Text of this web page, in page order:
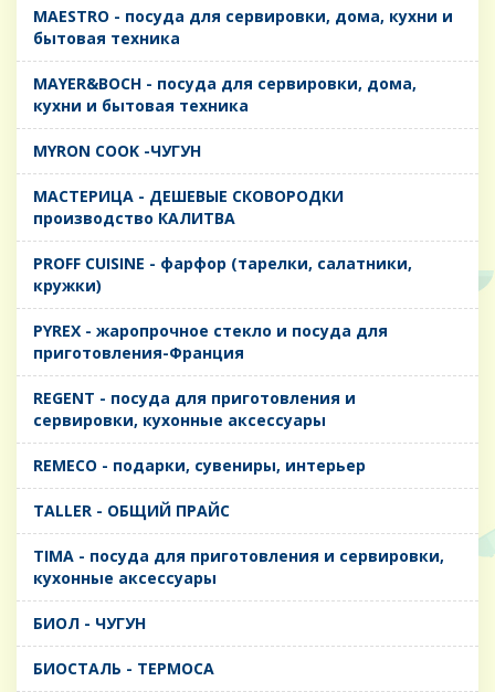
MAESTRO - посуда для сервировки, дома, кухни и
бытовая техника
MAYER&BOCH - посуда для сервировки, дома,
кухни и бытовая техника
MYRON COOK -ЧУГУН
MАСТЕРИЦА - ДЕШЕВЫЕ СКОВОРОДКИ
производство КАЛИТВА
PROFF CUISINE - фарфор (тарелки, салатники,
кружки)
PYREX - жаропрочное стекло и посуда для
приготовления-Франция
REGENT - посуда для приготовления и
сервировки, кухонные аксессуары
REMECO - подарки, сувениры, интерьер
TALLER - ОБЩИЙ ПРАЙС
TIMA - посуда для приготовления и сервировки,
кухонные аксессуары
БИОЛ - ЧУГУН
БИОСТАЛЬ - ТЕРМОСА